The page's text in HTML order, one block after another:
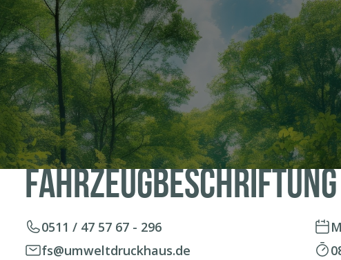
Auftragsmanagement
Fahrzeugbeschriftung
0511 / 47 57 67 - 296
fs@umweltdruckhaus.de